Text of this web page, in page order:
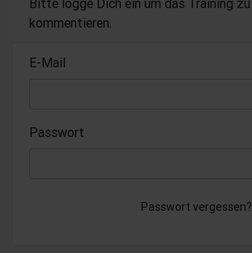
kommentieren.
E-Mail
Passwort
Passwort vergessen?